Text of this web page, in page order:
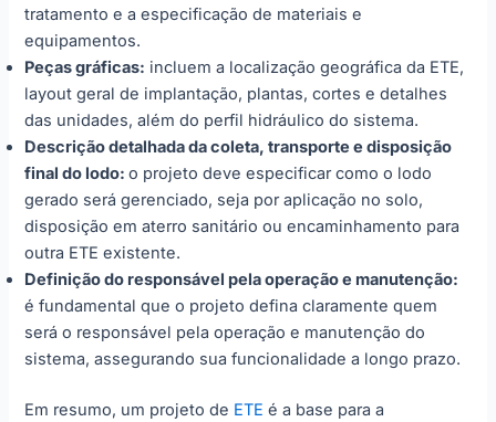
tratamento e a especificação de materiais e
equipamentos.
Peças gráficas: incluem a localização geográfica da ETE,
layout geral de implantação, plantas, cortes e detalhes
das unidades, além do perfil hidráulico do sistema.
Descrição detalhada da coleta, transporte e disposição
final do lodo:o projeto deve especificar como o lodo
gerado será gerenciado, seja por aplicação no solo,
disposição em aterro sanitário ou encaminhamento para
outra ETE existente.
Definição do responsável pela operação e manutenção:
é fundamental que o projeto defina claramente quem
será o responsável pela operação e manutenção do
sistema, assegurando sua funcionalidade a longo prazo.
Em resumo, um projeto de ETE é a base para a